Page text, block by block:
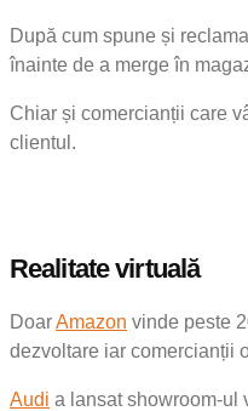
După cum spune și
înainte de a merge în
Chiar și comercianții care
clientul.
Realitate virtuală
DoarAmazon vinde peste
dezvoltare iar comercianții
Audi a lansat showroom-ul